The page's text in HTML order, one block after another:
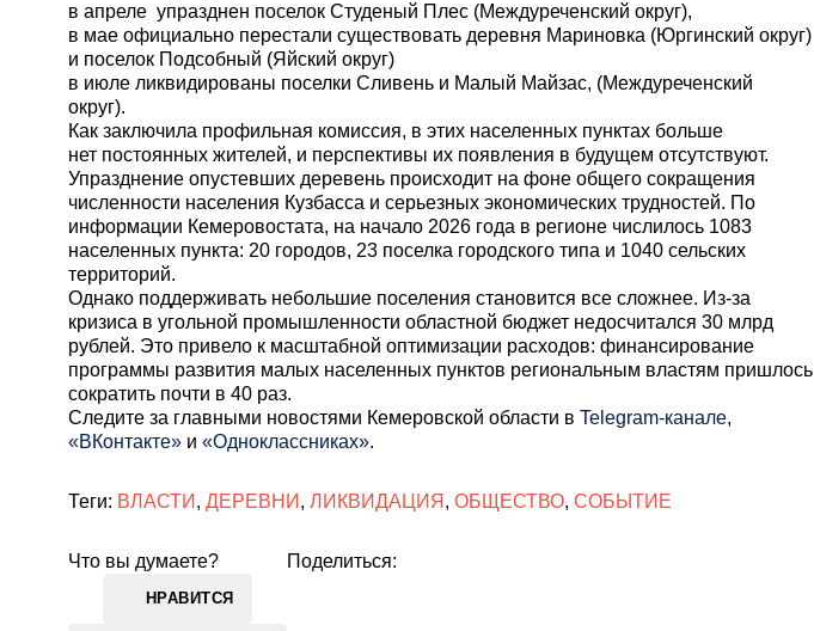
в апреле упразднен поселок Студеный Плес (Междуреченский округ),
в мае официально перестали существовать деревня Мариновка (Юргинский округ)
и поселок Подсобный (Яйский округ)
в июле ликвидированы поселки Сливень и Малый Майзас, (Междуреченский
округ).
Как заключила профильная комиссия, в этих населенных пунктах больше
нет постоянных жителей, и перспективы их появления в будущем отсутствуют.
Упразднение опустевших деревень происходит на фоне общего сокращения
численности населения Кузбасса и серьезных экономических трудностей. По
информации Кемеровостата, на начало 2026 года в регионе числилось 1083
населенных пункта: 20 городов, 23 поселка городского типа и 1040 сельских
территорий.
Однако поддерживать небольшие поселения становится все сложнее. Из-за
кризиса в угольной промышленности областной бюджет недосчитался 30 млрд
рублей. Это привело к масштабной оптимизации расходов: финансирование
программы развития малых населенных пунктов региональным властям пришлось
сократить почти в 40 раз.
Cледите за главными новостями Кемеровской области в Telegram-канале,
«ВКонтакте» и «Одноклассниках».
Теги: ВЛАСТИ , ДЕРЕВНИ , ЛИКВИДАЦИЯ , ОБЩЕСТВО, СОБЫТИЕ
Что вы думаете?
НРАВИТСЯ
Поделиться: